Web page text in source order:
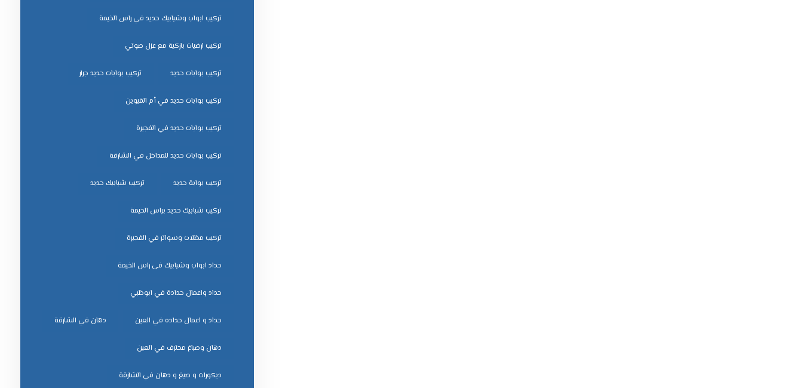
تركيب ابواب وشبابيك حديد في راس الخيمة
تركيب ارضيات باركية مع عزل صوتي
تركيب بوابات حديد تركيب بوابات حديد جرار
تركيب بوابات حديد في أم القيوين
تركيب بوابات حديد في الفجيرة
تركيب بوابات حديد للمداخل في الشارقة
تركيب بوابة حديد تركيب شبابيك حديد
تركيب شبابيك حديد براس الخيمة
تركيب مظلات وسواتر في الفجيرة
حداد ابواب وشبابيك فى راس الخيمة
حداد واعمال حدادة في ابوظبي
حداد و اعمال حداده في العين دهان في الشارقة
دهان وصباغ محترف في العين
ديكورات و صبغ و دهان في الشارقة